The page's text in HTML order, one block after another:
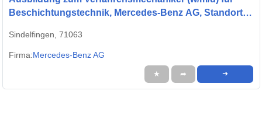
Beschichtungstechnik, Mercedes-Benz AG, Standort
Sindelfingen, 71063
Firma:Mercedes-Benz AG
★ ➦ ➜